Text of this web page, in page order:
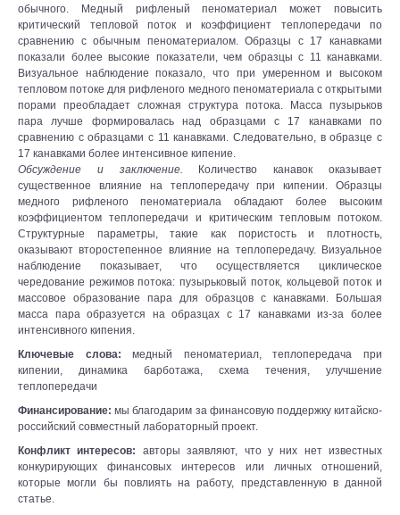
обычного. Медный рифленый пеноматериал может повысить
критический тепловой поток и коэффициент теплопередачи по
сравнению с обычным пеноматериалом. Образцы с 17 канавками
показали более высокие показатели, чем образцы с 11 канавками.
Визуальное наблюдение показало, что при умеренном и высоком
тепловом потоке для рифленого медного пеноматериала с открытыми
порами преобладает сложная структура потока. Масса пузырьков
пара лучше формировалась над образцами с 17 канавками по
сравнению с образцами с 11 канавками. Следовательно, в образце с
17 канавками более интенсивное кипение.
Обсуждение и заключение. Количество канавок оказывает
существенное влияние на теплопередачу при кипении. Образцы
медного рифленого пеноматериала обладают более высоким
коэффициентом теплопередачи и критическим тепловым потоком.
Структурные параметры, такие как пористость и плотность,
оказывают второстепенное влияние на теплопередачу. Визуальное
наблюдение показывает, что осуществляется циклическое
чередование режимов потока: пузырьковый поток, кольцевой поток и
массовое образование пара для образцов с канавками. Большая
масса пара образуется на образцах с 17 канавками из-за более
интенсивного кипения.
Ключевые слова: медный пеноматериал, теплопередача при
кипении, динамика барботажа, схема течения, улучшение
теплопередачи
Финансирование:мы благодарим за финансовую поддержку китайско-
российский совместный лабораторный проект.
Конфликт интересов: авторы заявляют, что у них нет известных
конкурирующих финансовых интересов или личных отношений,
которые могли бы повлиять на работу, представленную в данной
статье.